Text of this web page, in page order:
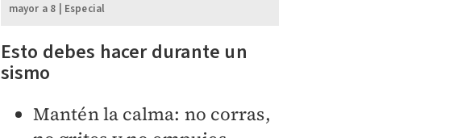
mayor a 8 | Especial
Esto debes hacer durante un
sismo
Mantén la calma: no corras,